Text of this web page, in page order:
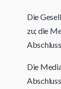
Die
zu; die
Die